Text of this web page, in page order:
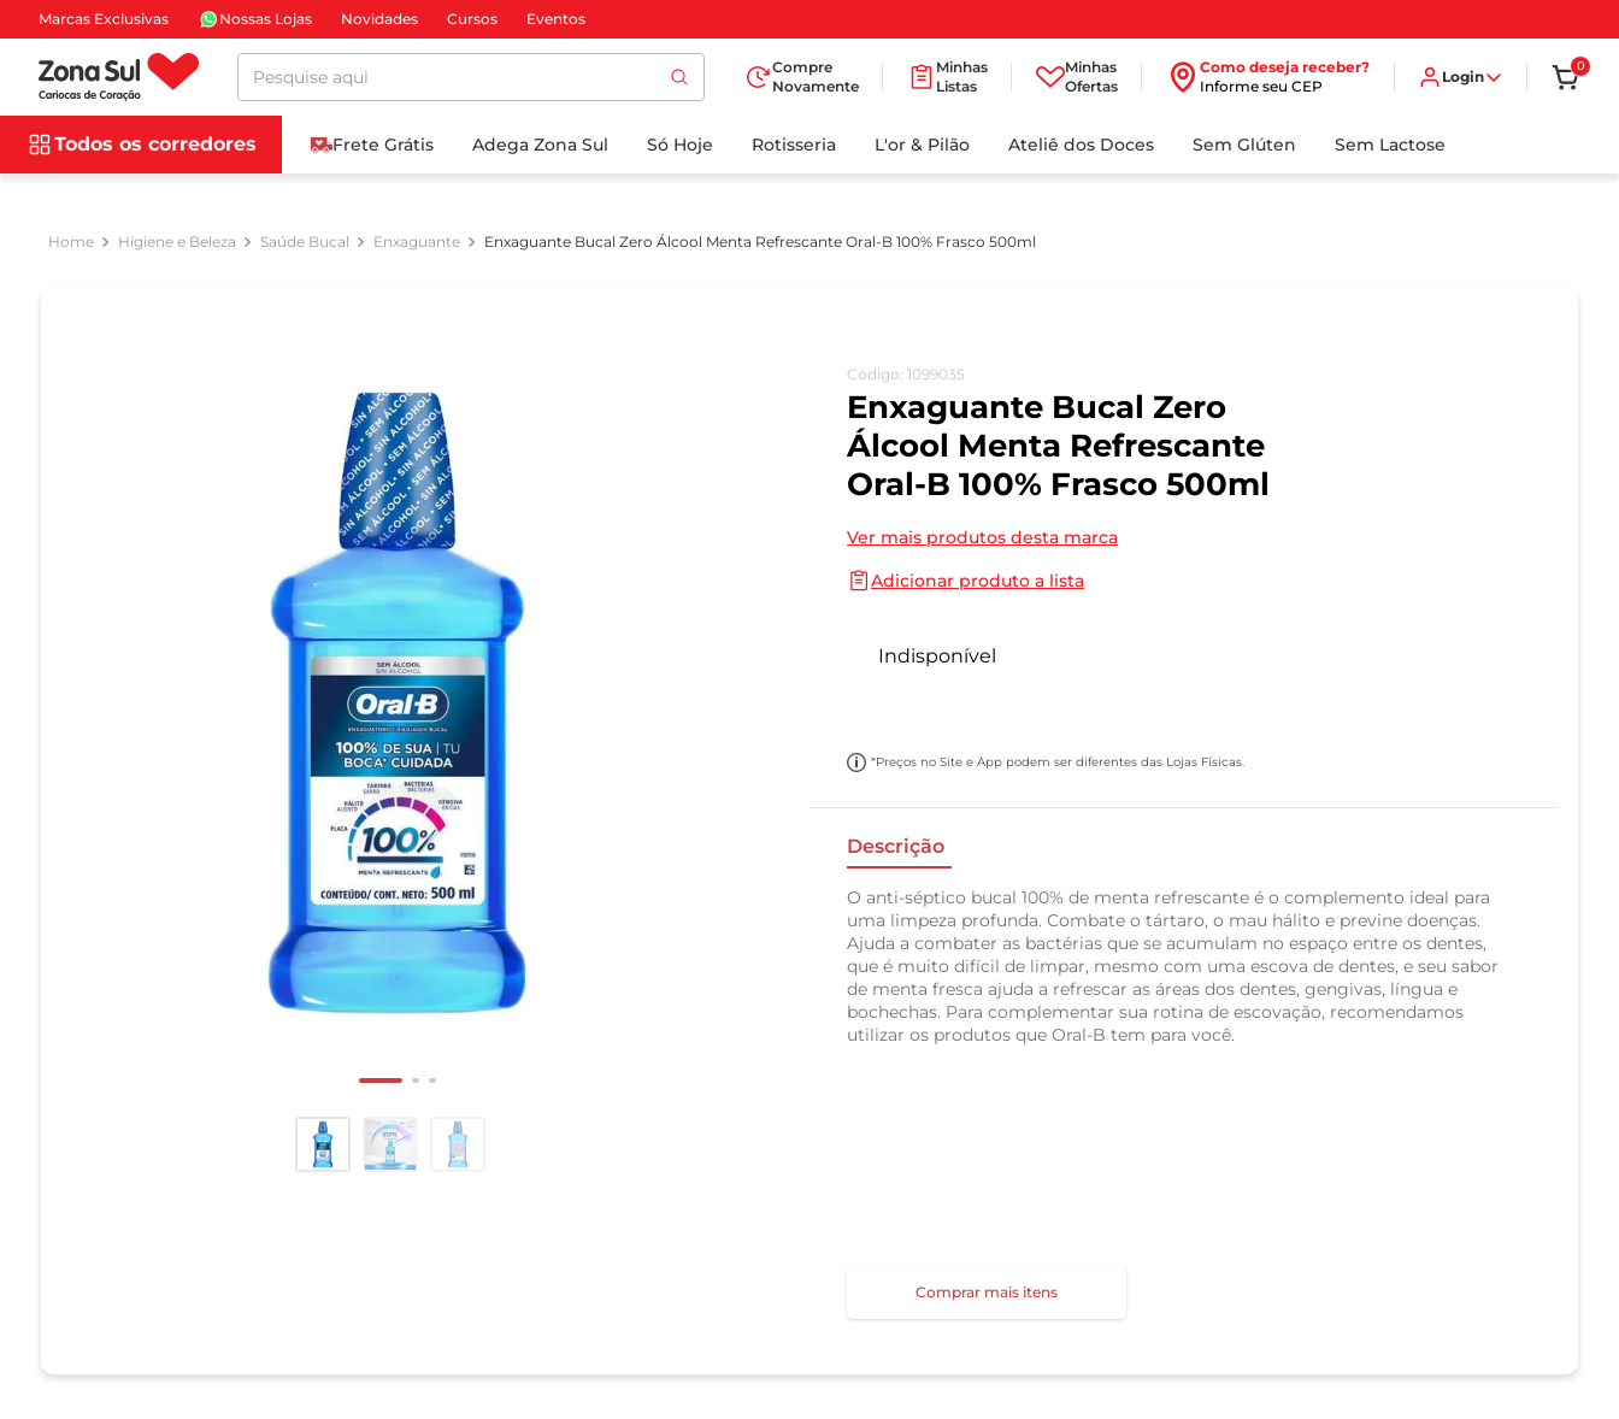
Marcas Exclusivas Nossas Lojas Novidades Cursos Eventos
Pesquise aqui
Compre
Novamente
Minhas
Listas
Minhas
Ofertas
Como deseja receber?
Informe seu CEP
Login
0
Todos os corredores Frete Grátis Adega Zona Sul Só Hoje Rotisseria L'or & Pilão Ateliê dos Doces Sem Glúten Sem Lactose
Higiene e Beleza Saúde Bucal Enxaguante Enxaguante Bucal Zero Álcool Menta Refrescante Oral-B 100% Frasco 500ml
Código: 1099035
Enxaguante Bucal Zero
Álcool Menta Refrescante
Oral-B 100% Frasco 500ml
Ver mais produtos desta marca
Adicionar produto a lista
Indisponível
*Preços no Site e App podem ser diferentes das Lojas Físicas.
Descrição
O anti-séptico bucal 100% de menta refrescante é o complemento ideal para
uma limpeza profunda. Combate o tártaro, o mau hálito e previne doenças.
Ajuda a combater as bactérias que se acumulam no espaço entre os dentes,
que é muito difícil de limpar, mesmo com uma escova de dentes, e seu sabor
de menta fresca ajuda a refrescar as áreas dos dentes, gengivas, língua e
bochechas. Para complementar sua rotina de escovação, recomendamos
utilizar os produtos que Oral-B tem para você.
Comprar mais itens
BUSCADOS